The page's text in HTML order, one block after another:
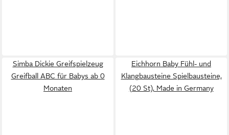
Simba Dickie Greifspielzeug
Greifball ABC für Babys ab 0
Monaten
Eichhorn Baby Fühl- und
Klangbausteine Spielbausteine,
(20 St), Made in Germany